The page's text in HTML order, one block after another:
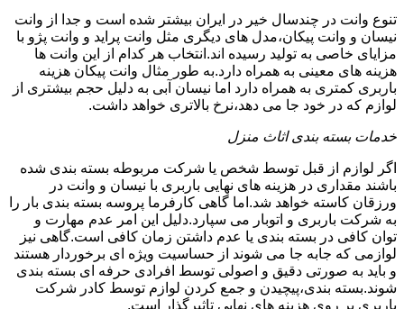
تنوع وانت در چندسال خیر در ایران بیشتر شده است و جدا از وانت
نیسان و وانت پیکان،مدل های دیگری مثل وانت پراید و وانت پژو با
مزایای خاصی به تولید رسیده اند.انتخاب هر کدام از این وانت ها
هزینه های معینی به همراه دارد.به طور مثال وانت پیکان هزینه
باربری کمتری به همراه دارد اما نیسان آبی به دلیل حجم بیشتری از
لوازم که در خود جا می دهد،نرخ بالاتری خواهد داشت.
خدمات بسته بندی اثاث منزل
اگر لوازم از قبل توسط شخص یا شرکت مربوطه بسته بندی شده
باشند مقداری در هزینه های نهایی باربری با نیسان و وانت در
ورزقان کاسته خواهد شد.اما گاهی کارفرما پروسه بسته بندی بار را
به شرکت باربری و اتوبار می سپارد.دلیل این امر عدم مهارت و
توان کافی در بسته بندی یا عدم داشتن زمان کافی است.گاهی نیز
لوازمی که جابه جا می شوند از حساسیت ویژه ای برخوردار هستند
و باید به صورتی دقیق و اصولی توسط افرادی حرفه ای بسته بندی
شوند.بسته بندی،پیچیدن و جمع کردن لوازم توسط کادر شرکت
باربری بر روی هزینه های نهایی تاثیرگذار است.